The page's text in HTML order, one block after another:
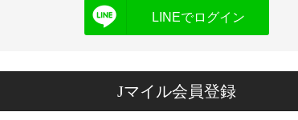
LINEでログイン
Jマイル会員登録